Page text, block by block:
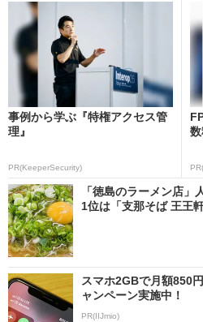
事例から学ぶ『特権アクセス管
理』
PR(KeeperSecurity)
「徳島のラーメン店
1位は「支那そば 王王
スマホ2GBで月額850
ャンペーン実施中！
PR(IIJmio)